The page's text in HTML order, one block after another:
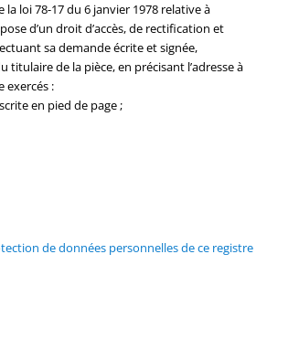
loi 78-17 du 6 janvier 1978 relative à
d’un droit d’accès, de rectification et
sa demande écrite et signée,
titulaire de la pièce, en précisant l’adresse à
exercés :
en pied de page ;
de données personnelles de ce registre